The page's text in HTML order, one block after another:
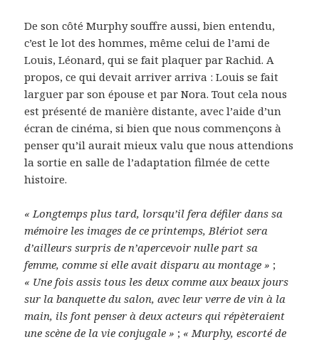
De son côté Murphy souffre aussi, bien entendu,
c’est le lot des hommes, même celui de l’ami de
Louis, Léonard, qui se fait plaquer par Rachid. A
propos, ce qui devait arriver arriva : Louis se fait
larguer par son épouse et par Nora. Tout cela nous
est présenté de manière distante, avec l’aide d’un
écran de cinéma, si bien que nous commençons à
penser qu’il aurait mieux valu que nous attendions
la sortie en salle de l’adaptation filmée de cette
histoire.
« Longtemps plus tard, lorsqu’il fera défiler dans sa
mémoire les images de ce printemps, Blériot sera
d’ailleurs surpris de n’apercevoir nulle part sa
femme, comme si elle avait disparu au montage » ;
« Une fois assis tous les deux comme aux beaux jours
sur la banquette du salon, avec leur verre de vin à la
main, ils font penser à deux acteurs qui répèteraient
une scène de la vie conjugale » ; « Murphy, escorté de